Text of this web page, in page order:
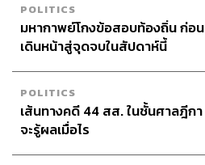
POLITICS
มหากาพย์โกงข้อสอบท้องถิ่น ก่อน
เดินหน้าสู่จุดจบในสัปดาห์นี้
POLITICS
เส้นทางคดี 44 สส. ในชั้นศาลฎีกา
จะรู้ผลเมื่อไร